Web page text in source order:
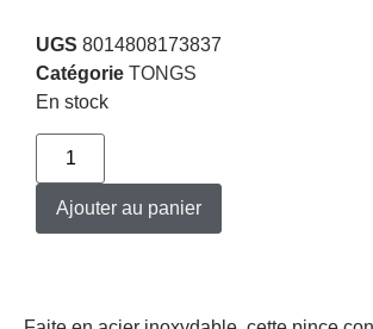
UGS 8014808173837
Catégorie TONGS
En stock
Ajouter au panier